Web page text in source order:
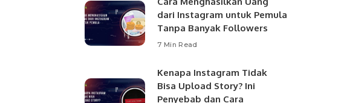
dari Instagram untuk Pemula
Tanpa Banyak Followers
7 Min Read
Kenapa Instagram Tidak
Bisa Upload Story? Ini
Penyebab dan Cara